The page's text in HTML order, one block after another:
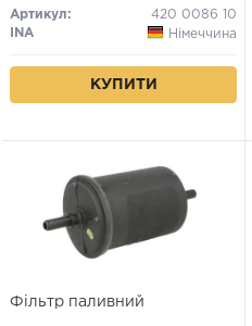
Артикул:
420 0086 10
INA
Німеччина
КУПИТИ
Фільтр паливний